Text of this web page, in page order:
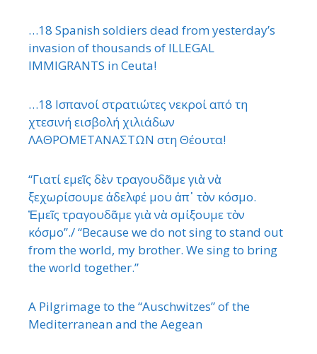
…18 Spanish soldiers dead from yesterday’s
invasion of thousands of ILLEGAL
IMMIGRANTS in Ceuta!
…18 Ισπανοί στρατιώτες νεκροί από τη
χτεσινή εισβολή χιλιάδων
ΛΑΘΡΟΜΕΤΑΝΑΣΤΩΝ στη Θέουτα!
“Γιατί εμεῖς δὲν τραγουδᾶμε γιὰ νὰ
ξεχωρίσουμε ἀδελφέ μου ἀπ᾿ τὸν κόσμο.
Ἐμεῖς τραγουδᾶμε γιὰ νὰ σμίξουμε τὸν
κόσμο”./ “Because we do not sing to stand out
from the world, my brother. We sing to bring
the world together.”
A Pilgrimage to the “Auschwitzes” of the
Mediterranean and the Aegean